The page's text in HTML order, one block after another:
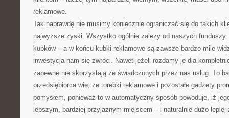
reklamowe.
Tak naprawdę nie musimy koniecznie ograniczać się do takich
najwyższe zyski. Wszystko ogólnie zależy od naszych
kubków – a w końcu kubki reklamowe są zawsze bardzo mile
inwestycja nam się zwróci. Nawet jeżeli rozdamy je dla
zapewne nie skorzystają ze świadczonych przez nas usług. To
przedsiębiorca wie, że torebki reklamowe i pozostałe gadżety
pomysłem, ponieważ to w automatyczny sposób powoduje, iż
lepszym, bardziej przyjaznym miejscem – i naturalnie dużo